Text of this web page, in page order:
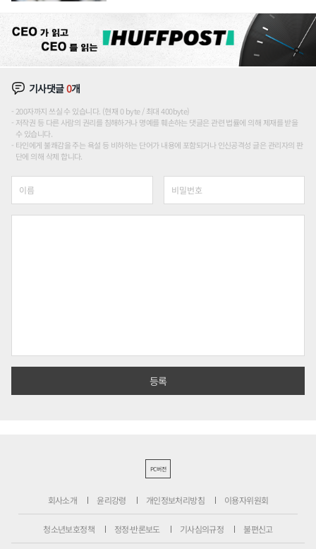
기사댓글0개
200자까지 쓰실 수 있습니다. (현재 0 byte / 최대 400byte)
저작권 등 다른 사람의 권리를 침해하거나 명예를 훼손하는 댓글은 관련 법률에 의해 제재를 받을
수 있습니다.
타인에게 불쾌감을 주는 욕설 등 비하하는 단어가 내용에 포함되거나 인신공격성 글은 관리자의 판
단에 의해 삭제 합니다.
PC버전
회사소개 윤리강령 개인정보처리방침 이용자위원회
청소년보호정책 정정·반론보도 기사심의규정 불편신고